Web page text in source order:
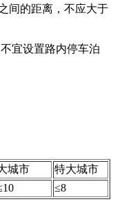
间的距离，不应大于
宜设置路内停车泊
城市
特大城市
≤8